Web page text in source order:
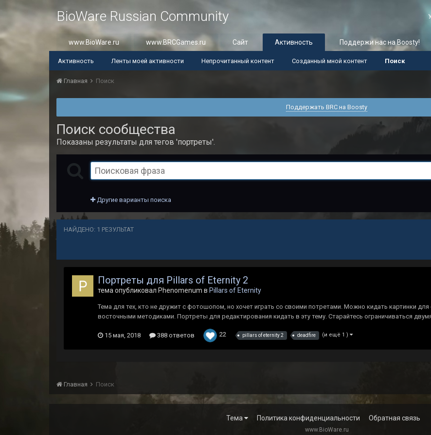
BioWare Russian Community
www.BioWare.ru www.BRCGames.ru Сайт Активность
Активность Ленты моей активности Непрочитанный контент Созданный мной контент Поиск
Поддержи нас на Boosty!
Главная Поиск
Поддержать BRC на Boosty
Поиск сообщества
Показаны результаты для тегов 'портреты'.
Другие варианты поиска
НАЙДЕНО: 1 РЕЗУЛЬТАТ
Портреты для Pillars of Eternity 2
тема опубликовал Phenomenum в Pillars of Eternity
Тема для тех, кто не дружит с фотошопом, но хочет играть со своими потретами. Можно кидать картинки
восточными методиками. Портреты для редактирования кидать в эту тему. Старайтесь ограничиваться
15 мая, 2018 388 ответов 22 pillars of eternity 2 deadfire (и ещё 1 )
Главная Поиск
Тема Политика конфиденциальности Обратная связь
www.BioWare.ru